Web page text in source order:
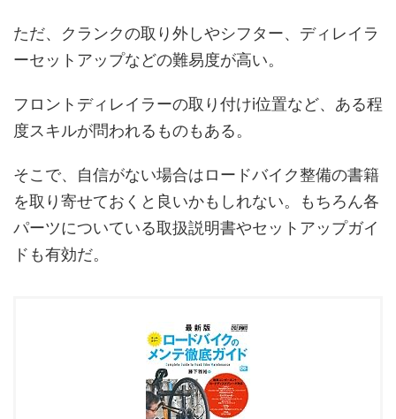
ただ、クランクの取り外しやシフター、ディレイラ
ーセットアップなどの難易度が高い。
フロントディレイラーの取り付けi位置など、ある程
度スキルが問われるものもある。
そこで、自信がない場合はロードバイク整備の書籍
を取り寄せておくと良いかもしれない。もちろん各
パーツについている取扱説明書やセットアップガイ
ドも有効だ。